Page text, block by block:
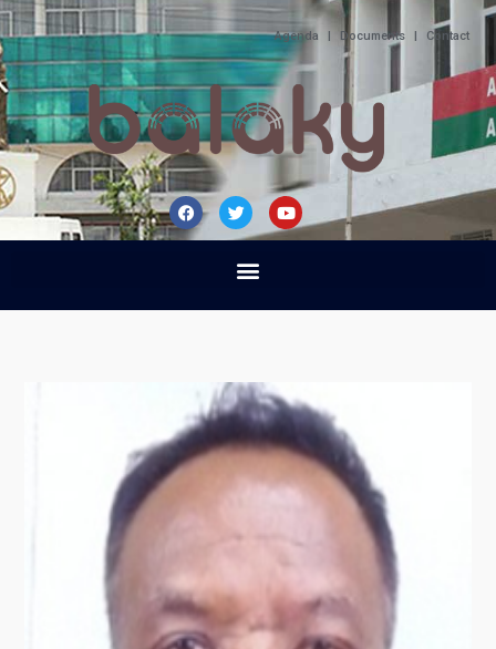
Agenda | Documents | Contact